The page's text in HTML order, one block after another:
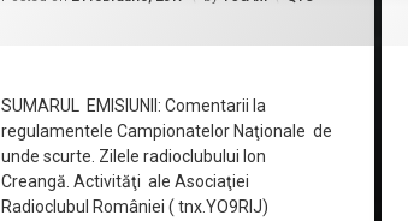
SUMARUL EMISIUNII: Comentarii la
regulamentele Campionatelor Naţionale de
unde scurte. Zilele radioclubului Ion
Creangă. Activităţi ale Asociaţiei
Radioclubul României ( tnx.YO9RIJ)